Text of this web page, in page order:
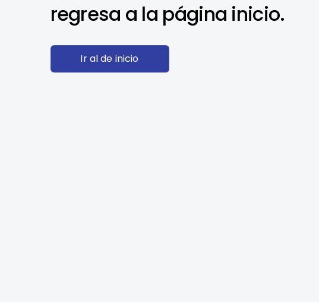
regresa a la página inicio.
Ir al de inicio